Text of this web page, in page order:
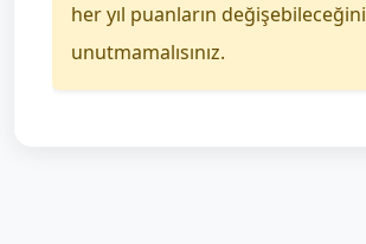
her yıl puanların değişebileceğini
unutmamalısınız.